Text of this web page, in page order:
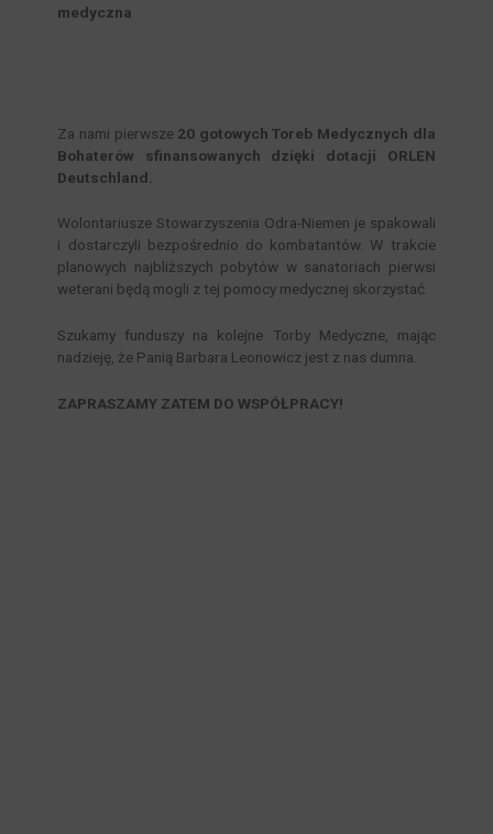
medyczna
Za nami pierwsze20 gotowych Toreb Medycznych dla
Bohaterów sfinansowanych dzięki dotacji ORLEN
Deutschland.
Wolontariusze Stowarzyszenia Odra-Niemen je spakowali
i dostarczyli bezpośrednio do kombatantów. W trakcie
planowych najbliższych pobytów w sanatoriach pierwsi
weterani będą mogli z tej pomocy medycznej skorzystać.
Szukamy funduszy na kolejne Torby Medyczne, mając
nadzieję, że Panią Barbara Leonowicz jest z nas dumna.
ZAPRASZAMY ZATEM DO WSPÓŁPRACY!